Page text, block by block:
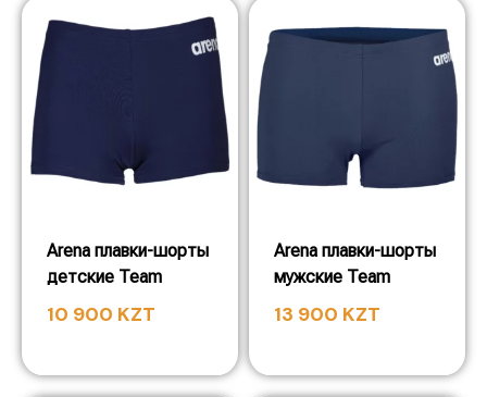
Arena плавки-шорты
детские Team
10 900 KZT
Arena плавки-шорты
мужские Team
13 900 KZT